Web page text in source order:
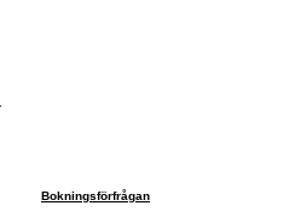
Bokningsförfrågan